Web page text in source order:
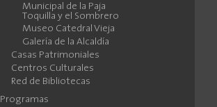
Municipal de la Paja
Toquilla y el Sombrero
Museo Catedral Vieja
Galería de la Alcaldía
Casas Patrimoniales
Centros Culturales
Red de Bibliotecas
Programas